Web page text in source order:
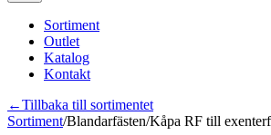
Sortiment
Outlet
Katalog
Kontakt
←Tillbaka till sortimentet
Sortiment/Blandarfästen/Kåpa RF till